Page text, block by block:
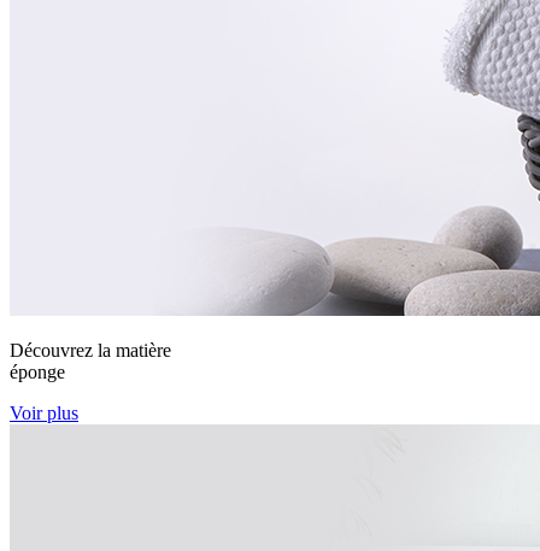
Découvrez la matière
éponge
Voir plus